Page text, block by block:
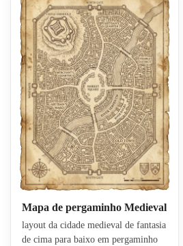
Mapa de pergaminho Medieval
layout da cidade medieval de fantasia
de cima para baixo em pergaminho